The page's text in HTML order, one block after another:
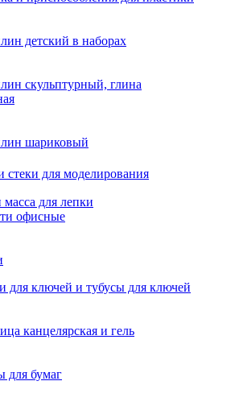
детский в наборах
скульптурный, глина
шариковый
стеки для моделирования
масса для лепки
офисные
для ключей и тубусы для ключей
канцелярская и гель
для бумаг